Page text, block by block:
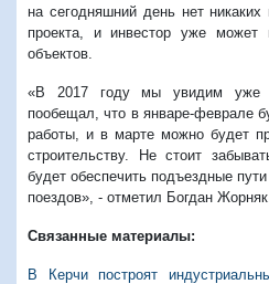
на сегодняшний день нет никаких
проекта, и инвестор уже может
объектов.
«В 2017 году мы увидим уже
пообещал, что в январе-феврале
работы, и в марте можно будет
строительству. Не стоит
будет обеспечить подъездные
поездов», - отметил Богдан Жорняк.
Связанные материалы:
В Керчи построят